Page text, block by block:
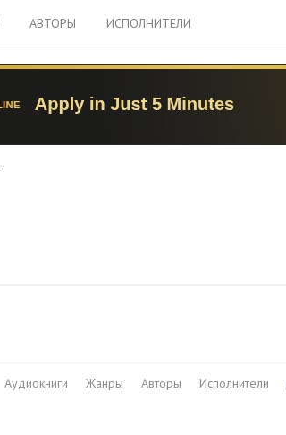
АВТОРЫ ИСПОЛНИТЕЛИ
Аудиокниги Жанры Авторы Исполнители